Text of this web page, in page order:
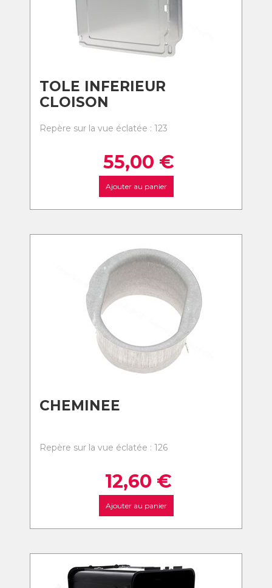
TOLE INFERIEUR
CLOISON
Repère sur la vue éclatée : 123
55,00 €
Ajouter au panier
CHEMINEE
Repère sur la vue éclatée : 126
12,60 €
Ajouter au panier